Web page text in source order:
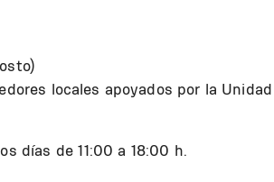
locales apoyados por la Unidad
días de 11:00 a 18:00 h.